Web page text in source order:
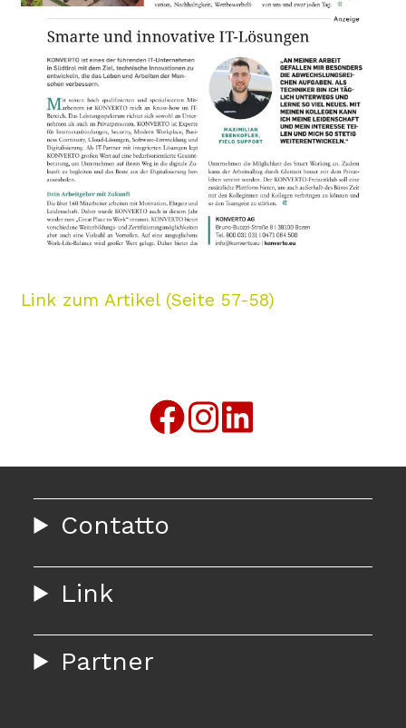
Link zum Artikel (Seite 57-58)
Contatto
Link
Partner